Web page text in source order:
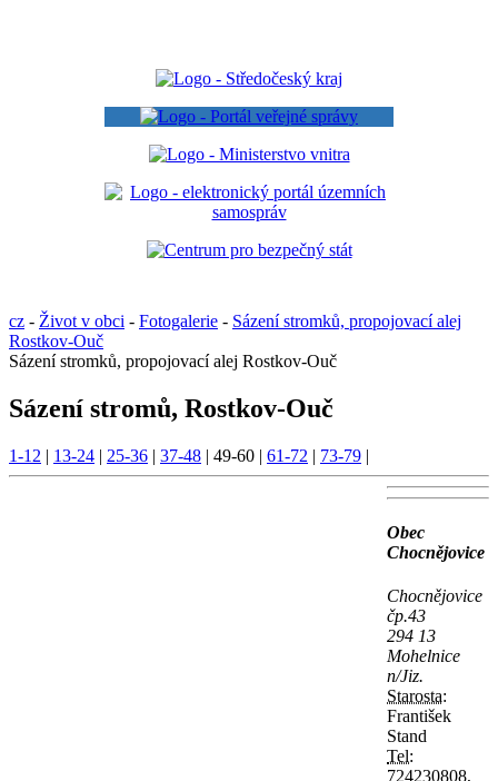
cz - Život v obci - Fotogalerie - Sázení stromků, propojovací alej
Rostkov-Ouč
Sázení stromků, propojovací alej Rostkov-Ouč
Sázení stromů, Rostkov-Ouč
1-12 | 13-24 | 25-36 | 37-48 | 49-60 | 61-72 | 73-79 |
Obec
Chocnějovice
Chocnějovice
čp.43
294 13
Mohelnice
n/Jiz.
Starosta:
František
Stand
Tel:
724230808,